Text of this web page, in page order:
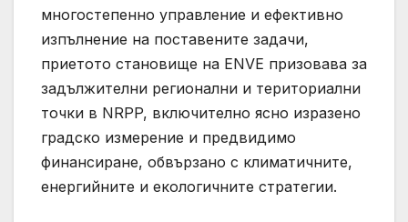
многостепенно управление и ефективно
изпълнение на поставените задачи,
приетото становище на ENVE призовава за
задължителни регионални и териториални
точки в NRPP, включително ясно изразено
градско измерение и предвидимо
финансиране, обвързано с климатичните,
енергийните и екологичните стратегии.